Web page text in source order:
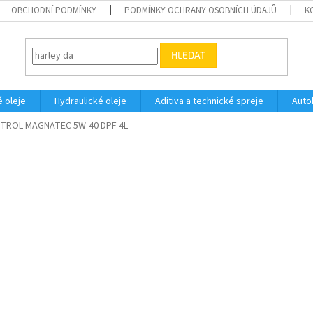
OBCHODNÍ PODMÍNKY PODMÍNKY OCHRANY OSOBNÍCH ÚDAJŮ
HLEDAT
oleje Hydraulické oleje Aditiva a technické spreje
MAGNATEC 5W-40 DPF 4L